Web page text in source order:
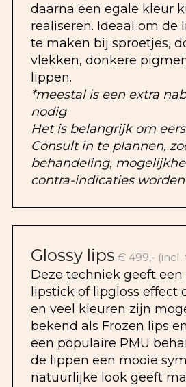
daarna een egale kleur
realiseren. Ideaal om de
te maken bij sproetjes,
vlekken, donkere
lippen.
*meestal is een extra
nodig
Het is belangrijk om
Consult in te plannen,
behandeling,
contra-indicaties
Glossy lips € 499,-
Deze techniek geeft
lipstick of lipgloss effect
en veel kleuren zijn
bekend als Frozen lips
een populaire PMU
de lippen een mooie
natuurlijke look geeft